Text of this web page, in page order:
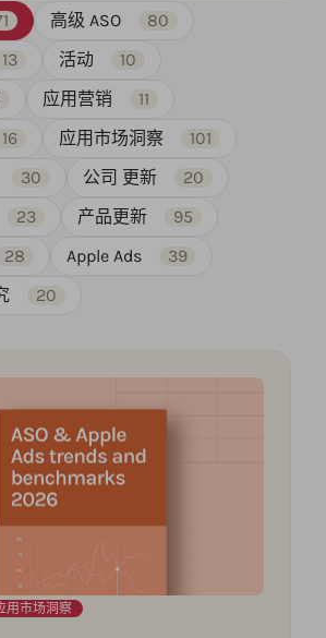
高级 ASO
80
13 活动
10
应用营销
11
16 应用市场洞察
101
30 公司 更新
20
23 产品更新
95
28 Apple Ads
39
20
用市场洞察